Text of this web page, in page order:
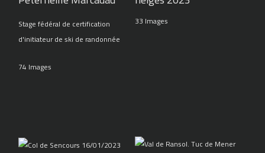
Stage fédéral de certification
d'initiateur de ski de randonnée
74 Images
33 Images